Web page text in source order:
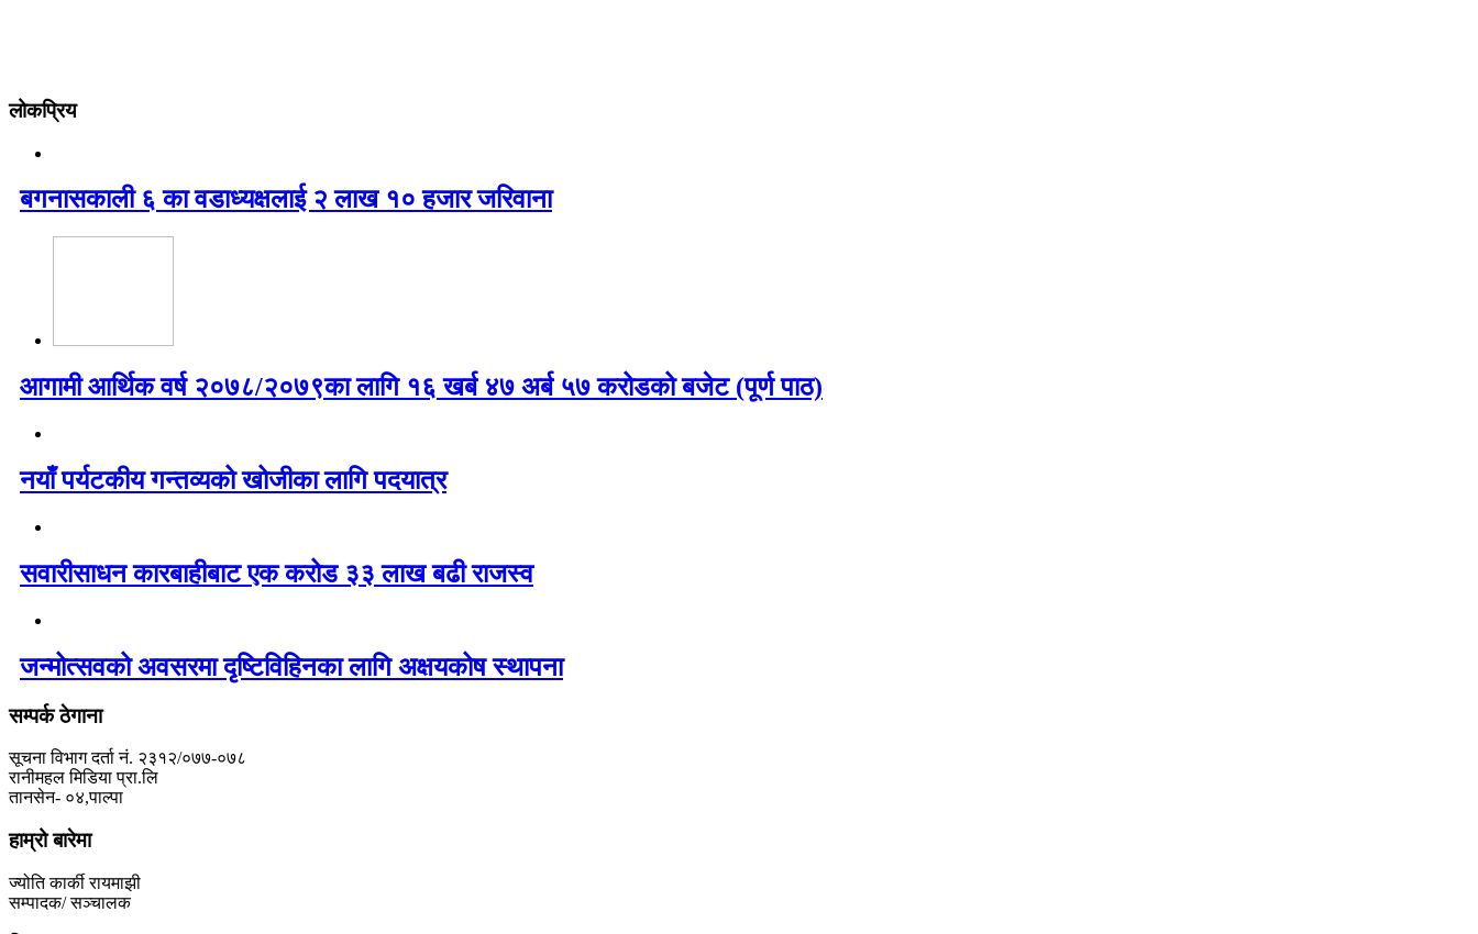
लोकप्रिय
बगनासकाली ६ का वडाध्यक्षलाई २ लाख १० हजार जरिवाना
आगामी आर्थिक वर्ष २०७८/२०७९का लागि १६ खर्ब ४७ अर्ब ५७ करोडको बजेट (पूर्ण पाठ)
नयाँ पर्यटकीय गन्तव्यको खोजीका लागि पदयात्र
सवारीसाधन कारबाहीबाट एक करोड ३३ लाख बढी राजस्व
जन्मोत्सवको अवसरमा दृष्टिविहिनका लागि अक्षयकोष स्थापना
सम्पर्क ठेगाना
सूचना विभाग दर्ता नं. २३१२/०७७-०७८
रानीमहल मिडिया प्रा.लि
तानसेन- ०४,पाल्पा
हाम्रो बारेमा
ज्योति कार्की रायमाझी
सम्पादक/ सञ्चालक